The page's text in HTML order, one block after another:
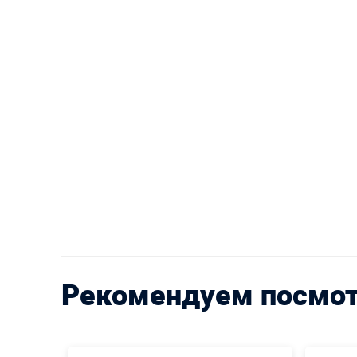
Рекомендуем